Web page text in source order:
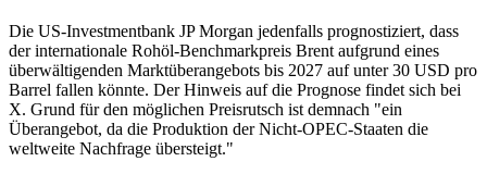
Die US-Investmentbank JP Morgan jedenfalls prognostiziert, dass
der internationale Rohöl-Benchmarkpreis Brent aufgrund eines
überwältigenden Marktüberangebots bis 2027 auf unter 30 USD pro
Barrel fallen könnte. Der Hinweis auf die Prognose findet sich bei
X. Grund für den möglichen Preisrutsch ist demnach "ein
Überangebot, da die Produktion der Nicht-OPEC-Staaten die
weltweite Nachfrage übersteigt."